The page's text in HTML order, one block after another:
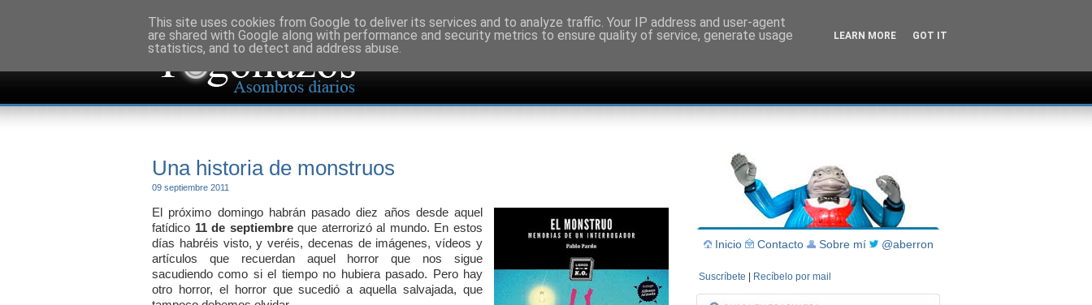
Una historia de monstruos
09 septiembre 2011
El próximo domingo habrán pasado diez años desde aquel
fatídico 11 de septiembreque aterrorizó al mundo. En estos
días habréis visto, y veréis, decenas de imágenes, vídeos y
artículos que recuerdan aquel horror que nos sigue
sacudiendo como si el tiempo no hubiera pasado. Pero hay
otro horror, el horror que sucedió a aquella salvajada, que
Inicio Contacto Sobre mí @aberron
Suscríbete Recíbelo por mail
This site uses cookies from Google to deliver its services and to analyze traffic. Your IP address and user-agent
are shared with Google along with performance and security metrics to ensure quality of service, generate usage
statistics, and to detect and address abuse.
LEARN MORE GOT IT